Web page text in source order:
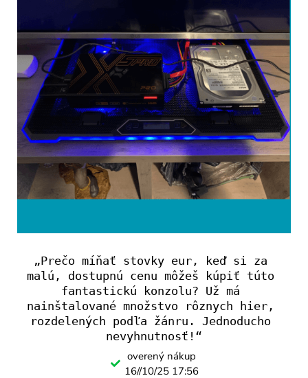
„Prečo míňať stovky eur, keď si za
malú, dostupnú cenu môžeš kúpiť túto
fantastickú konzolu? Už má
nainštalované množstvo rôznych hier,
rozdelených podľa žánru. Jednoducho
nevyhnutnosť!“
overený nákup
16//10/25 17:56